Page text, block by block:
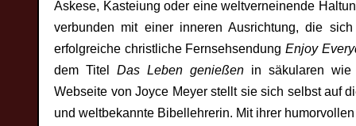
Askese, Kasteiung oder eine weltverneinende
verbunden mit einer inneren Ausrichtung, die
erfolgreiche christliche Fernsehsendung Enjoy
dem TitelDas Leben genießen in säkularen wie
Webseite von Joyce Meyer stellt sie sich selbst auf
und weltbekannte Bibellehrerin. Mit ihrer